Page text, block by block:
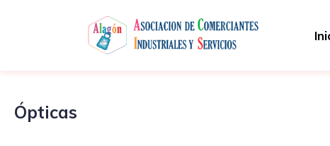
Ópticas